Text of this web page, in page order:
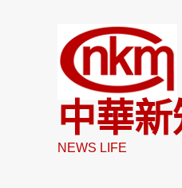
中華
NEWS LIFE